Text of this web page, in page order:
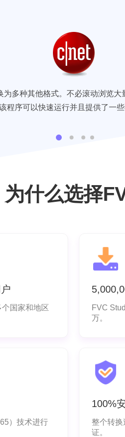
多种其他格式。不必滚动浏览
程序可以快速运行并且提供了一
为什么选择
国家和地区
FVC
万。
）技术进行
100%
整个转换
证。